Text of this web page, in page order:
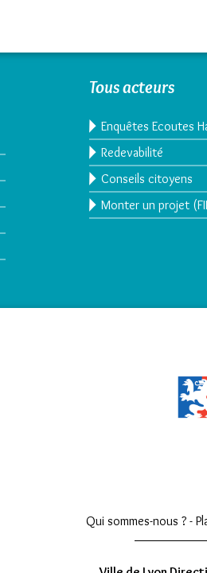
Tous acteurs
Enquêtes Ecoutes
Redevabilité
Conseils citoyens
Monter un projet
Qui sommes-nous ? -